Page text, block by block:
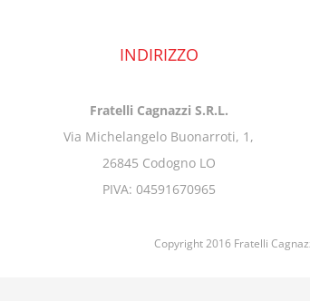
INDIRIZZO
Fratelli Cagnazzi S.R.L.
Via Michelangelo Buonarroti, 1,
26845 Codogno LO
PIVA: 04591670965
Copyright 2016 Fratelli